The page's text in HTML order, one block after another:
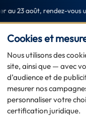
Cookies et
Nous utilisons des
site, ainsi que — avec
d’audience et de
mesurer nos
personnaliser votre
certification juridique.
23 août, rendez-vous
Saint-Raphaël &
Accueil>Lexique —
Métaux précieux
MIS À JOUR2026-05-20